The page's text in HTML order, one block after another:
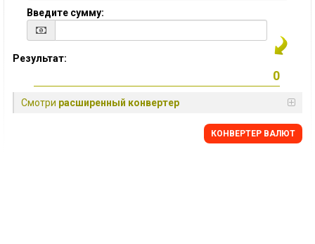
Введите сумму:
Результат:
Смотри расширенный конвертер
КОНВЕРТЕР ВАЛЮТ